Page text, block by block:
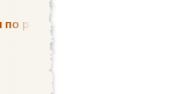
развитию памяти